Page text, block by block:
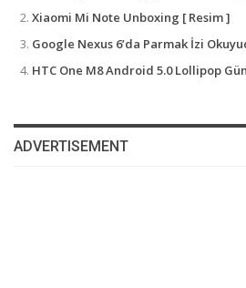
Xiaomi Mi Note Unboxing [ Resim ]
Google Nexus 6’da Parmak İzi
HTC One M8 Android 5.0 Lollipop
ADVERTISEMENT